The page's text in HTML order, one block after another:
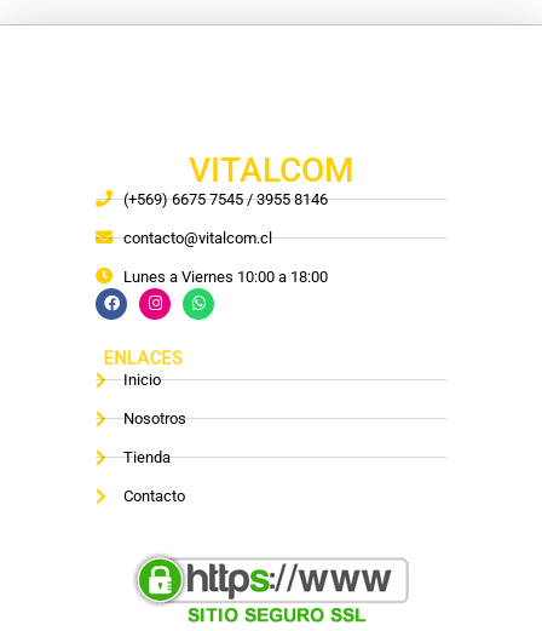
VITALCOM
(+569) 6675 7545 / 3955 8146
contacto@vitalcom.cl
Lunes a Viernes 10:00 a 18:00
ENLACES
Inicio
Nosotros
Tienda
Contacto